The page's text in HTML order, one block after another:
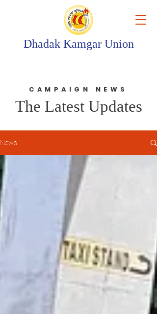
Dhadak Kamgar Union
CAMPAIGN NEWS
The Latest Updates
News